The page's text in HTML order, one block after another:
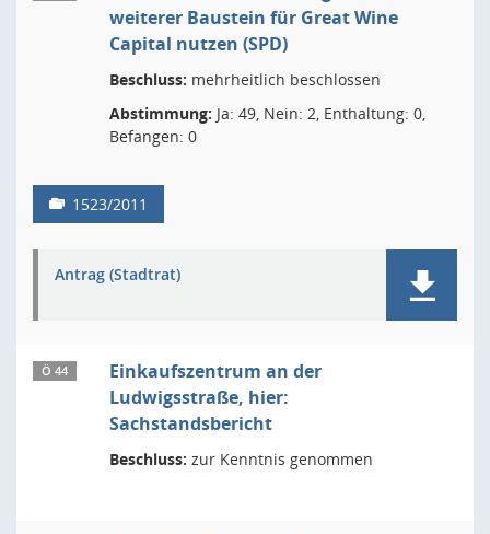
weiterer Baustein für Great Wine
Capital nutzen (SPD)
Beschluss: mehrheitlich beschlossen
Abstimmung: Ja: 49, Nein: 2, Enthaltung: 0,
Befangen: 0
1523/2011
Antrag (Stadtrat)
Ö 44
Einkaufszentrum an der
Ludwigsstraße, hier:
Sachstandsbericht
Beschluss: zur Kenntnis genommen